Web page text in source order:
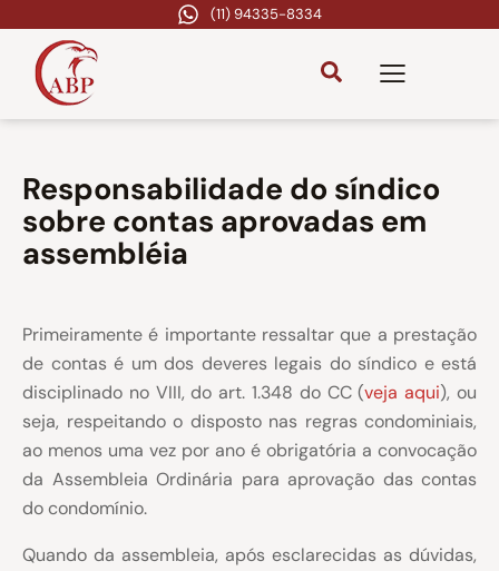
(11) 94335-8334
Responsabilidade do síndico
sobre contas aprovadas em
assembléia
Primeiramente é importante ressaltar que a prestação
de contas é um dos deveres legais do síndico e está
disciplinado no VIII, do art. 1.348 do CC (veja aqui), ou
seja, respeitando o disposto nas regras condominiais,
ao menos uma vez por ano é obrigatória a convocação
da Assembleia Ordinária para aprovação das contas
do condomínio.
Quando da assembleia, após esclarecidas as dúvidas,